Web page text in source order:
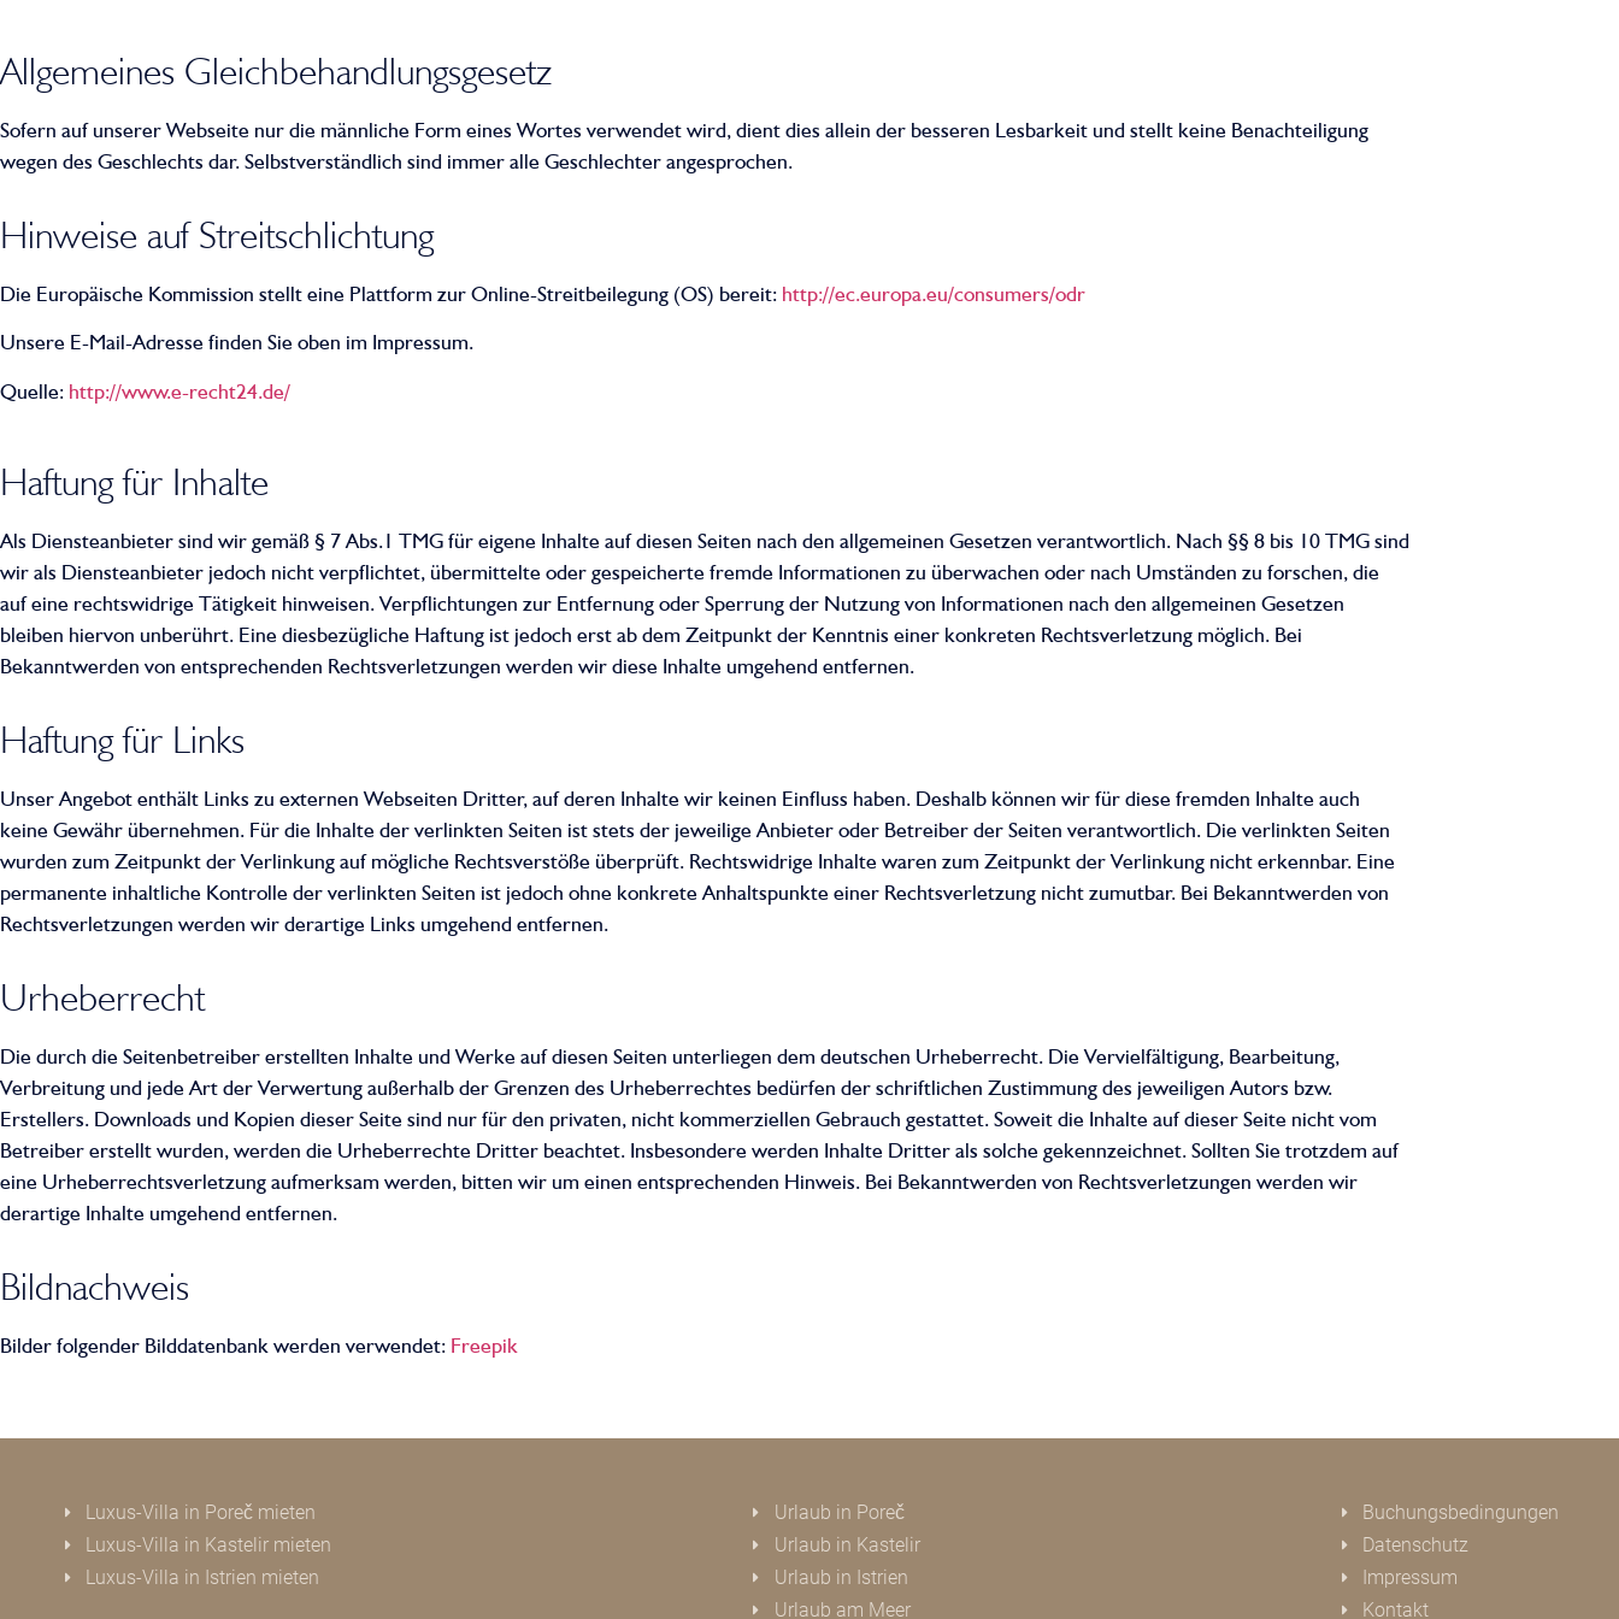
Allgemeines Gleichbehandlungsgesetz
Sofern auf unserer Webseite nur die männliche Form eines Wortes verwendet wird, dient dies allein der besseren Lesbarkeit und stellt keine Benachteiligung
wegen des Geschlechts dar. Selbstverständlich sind immer alle Geschlechter angesprochen.
Hinweise auf Streitschlichtung
Die Europäische Kommission stellt eine Plattform zur Online-Streitbeilegung (OS) bereit: http://ec.europa.eu/consumers/odr
Unsere E-Mail-Adresse finden Sie oben im Impressum.
Quelle: http://www.e-recht24.de/
Haftung für Inhalte
Als Diensteanbieter sind wir gemäß § 7 Abs.1 TMG für eigene Inhalte auf diesen Seiten nach den allgemeinen Gesetzen verantwortlich. Nach §§ 8 bis 10 TMG sind
wir als Diensteanbieter jedoch nicht verpflichtet, übermittelte oder gespeicherte fremde Informationen zu überwachen oder nach Umständen zu forschen, die
auf eine rechtswidrige Tätigkeit hinweisen. Verpflichtungen zur Entfernung oder Sperrung der Nutzung von Informationen nach den allgemeinen Gesetzen
bleiben hiervon unberührt. Eine diesbezügliche Haftung ist jedoch erst ab dem Zeitpunkt der Kenntnis einer konkreten Rechtsverletzung möglich. Bei
Bekanntwerden von entsprechenden Rechtsverletzungen werden wir diese Inhalte umgehend entfernen.
Haftung für Links
Unser Angebot enthält Links zu externen Webseiten Dritter, auf deren Inhalte wir keinen Einfluss haben. Deshalb können wir für diese fremden Inhalte auch
keine Gewähr übernehmen. Für die Inhalte der verlinkten Seiten ist stets der jeweilige Anbieter oder Betreiber der Seiten verantwortlich. Die verlinkten Seiten
wurden zum Zeitpunkt der Verlinkung auf mögliche Rechtsverstöße überprüft. Rechtswidrige Inhalte waren zum Zeitpunkt der Verlinkung nicht erkennbar. Eine
permanente inhaltliche Kontrolle der verlinkten Seiten ist jedoch ohne konkrete Anhaltspunkte einer Rechtsverletzung nicht zumutbar. Bei Bekanntwerden von
Rechtsverletzungen werden wir derartige Links umgehend entfernen.
Urheberrecht
Die durch die Seitenbetreiber erstellten Inhalte und Werke auf diesen Seiten unterliegen dem deutschen Urheberrecht. Die Vervielfältigung, Bearbeitung,
Verbreitung und jede Art der Verwertung außerhalb der Grenzen des Urheberrechtes bedürfen der schriftlichen Zustimmung des jeweiligen Autors bzw.
Erstellers. Downloads und Kopien dieser Seite sind nur für den privaten, nicht kommerziellen Gebrauch gestattet. Soweit die Inhalte auf dieser Seite nicht vom
Betreiber erstellt wurden, werden die Urheberrechte Dritter beachtet. Insbesondere werden Inhalte Dritter als solche gekennzeichnet. Sollten Sie trotzdem auf
eine Urheberrechtsverletzung aufmerksam werden, bitten wir um einen entsprechenden Hinweis. Bei Bekanntwerden von Rechtsverletzungen werden wir
derartige Inhalte umgehend entfernen.
Bildnachweis
Bilder folgender Bilddatenbank werden verwendet: Freepik
Luxus-Villa in Poreč mieten
Luxus-Villa in Kastelir mieten
Luxus-Villa in Istrien mieten
Urlaub in Poreč
Urlaub in Kastelir
Urlaub in Istrien
Urlaub am Meer
Buchungsbedingungen
Datenschutz
Impressum
Kontakt